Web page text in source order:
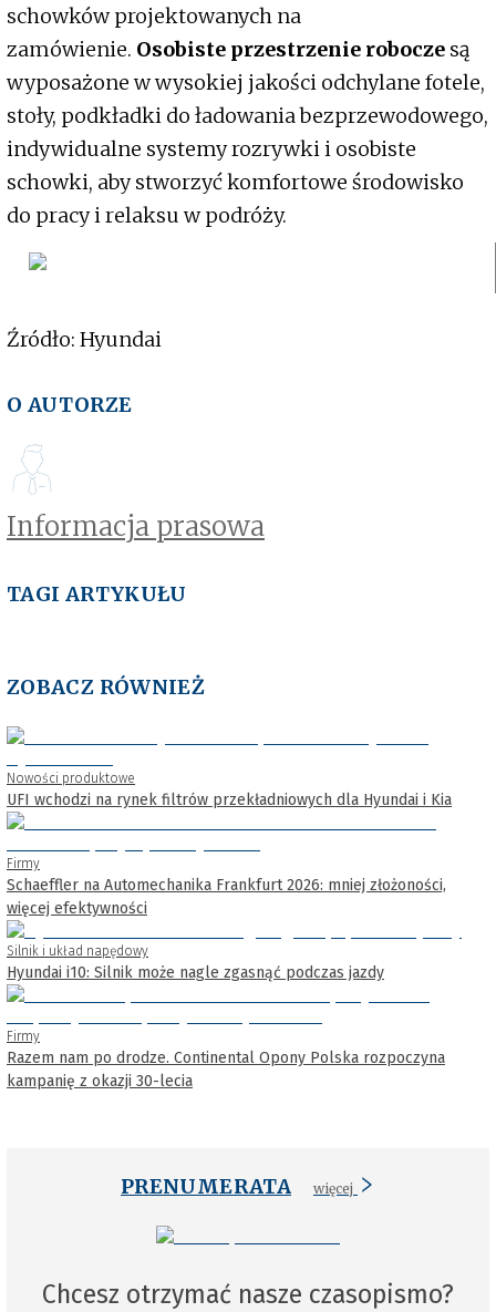
schowków projektowanych na
zamówienie. Osobiste przestrzenie robocze są
wyposażone w wysokiej jakości odchylane fotele,
stoły, podkładki do ładowania bezprzewodowego,
indywidualne systemy rozrywki i osobiste
schowki, aby stworzyć komfortowe środowisko
do pracy i relaksu w podróży.
Źródło: Hyundai
O AUTORZE
Informacja prasowa
TAGI ARTYKUŁU
ZOBACZ RÓWNIEŻ
Nowości produktowe
UFI wchodzi na rynek filtrów przekładniowych dla Hyundai i Kia
Firmy
Schaeffler na Automechanika Frankfurt 2026: mniej złożoności,
więcej efektywności
Silnik i układ napędowy
Hyundai i10: Silnik może nagle zgasnąć podczas jazdy
Firmy
Razem nam po drodze. Continental Opony Polska rozpoczyna
kampanię z okazji 30-lecia
PRENUMERATA więcej
Chcesz otrzymać nasze czasopismo?